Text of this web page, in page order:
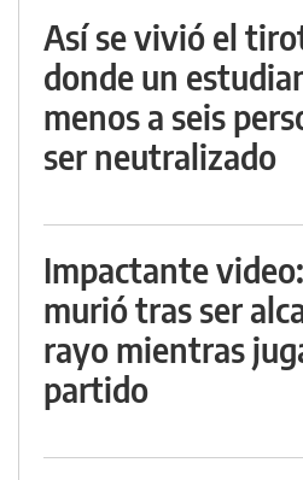
Así se vivió el
donde un
menos a seis
ser neutralizado
Impactante
murió tras ser
rayo mientras
partido